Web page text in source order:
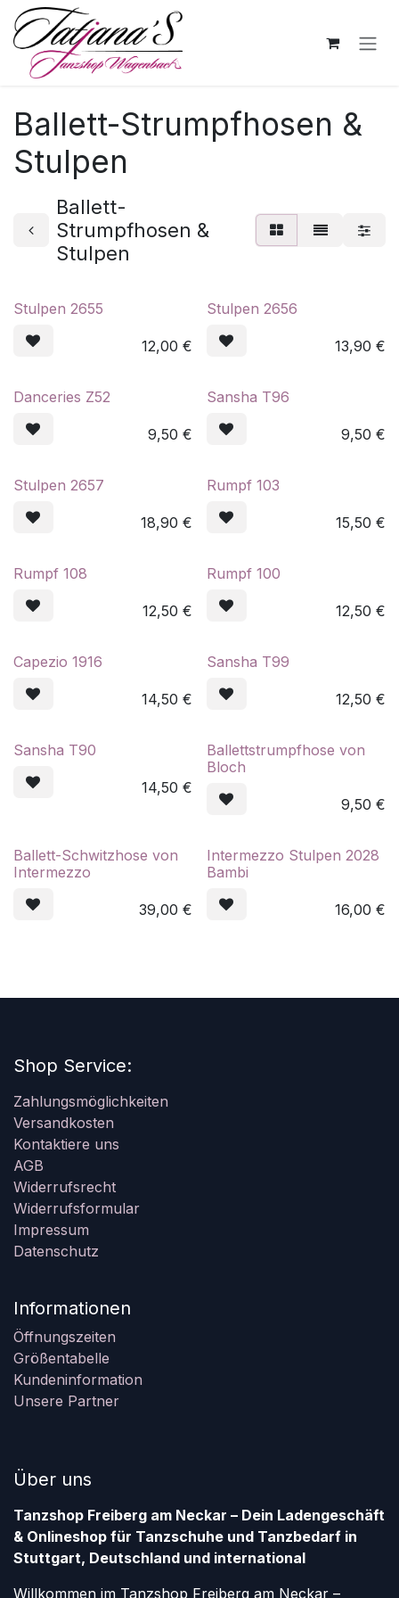
Zum Inhalt springen
Ballett-Strumpfhosen &
Stulpen
Ballett-
Strumpfhosen &
Stulpen
Stulpen 2655
12,00 €
Stulpen 2656
13,90 €
Danceries Z52
9,50 €
Sansha T96
9,50 €
Stulpen 2657
18,90 €
Rumpf 103
15,50 €
Rumpf 108
12,50 €
Rumpf 100
12,50 €
Capezio 1916
14,50 €
Sansha T99
12,50 €
Sansha T90
14,50 €
Ballettstrumpfhose von
Bloch
9,50 €
Ballett-Schwitzhose von
Intermezzo
39,00 €
Intermezzo Stulpen 2028
Bambi
16,00 €
Shop Service:
Zahlungsmöglichkeiten
Versandkosten
Kontaktiere uns
AGB
Widerrufsrecht
Widerrufsformular
Impressum
Datenschutz
Informationen
Öffnungszeiten
Größentabelle
Kundeninformation
Unsere Partner
Über uns
Tanzshop Freiberg am Neckar – Dein Ladengeschäft
& Onlineshop für Tanzschuhe und Tanzbedarf in
Stuttgart, Deutschland und international
Willkommen im Tanzshop Freiberg am Neckar –